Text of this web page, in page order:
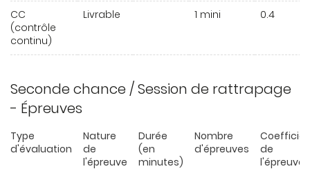
CC
(contrôle
continu)
Livrable 1 mini 0.4
Seconde chance / Session de rattrapage
- Épreuves
Type
d'évaluation
Nature
de
l'épreuve
Durée
(en
minutes)
Nombre
d'épreuves
de
l'épreuve